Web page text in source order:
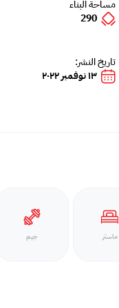
مساحة البناء
290
تاريخ النشر:
١٣ نوفمبر ٢٠٢٢
ماستر جيم